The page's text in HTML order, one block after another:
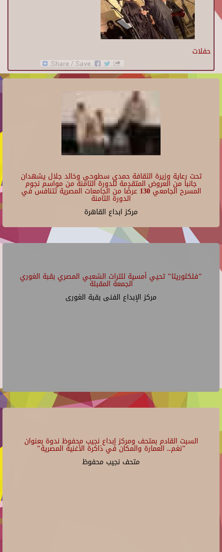
حفلات
تحت رعاية وزيرة الثقافة حمدي سطوحي وخالد جلال يشهدان
جانبا من العروض المتقدمة للدورة الثامنة من مواسم نجوم
المسرح الجامعي 130 عرضًا من الجامعات المصرية تتنافس في
الدورة الثامنة
مركز ابداع القاهرة
"فلكلوريتا" تحيي أمسية للتراث الشعبي المصري بقبة الغوري
الجمعة المقبلة
مركز الإبداع الفنى بقبة الغورى
السبت القادم بمتحف ومركز إبداع نجيب محفوظ ندوة بعنوان
"نغم.. العمارة والمكان في ذاكرة الأغنية المصرية"
متحف نجيب محفوظ